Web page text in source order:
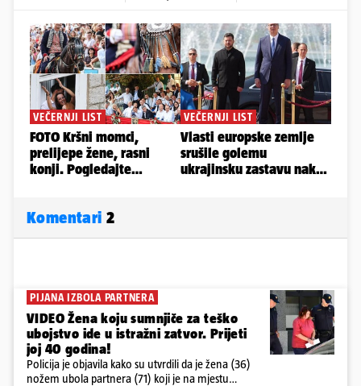
Komentari 2
PIJANA IZBOLA PARTNERA
VIDEO Žena koju sumnjiče za teško
ubojstvo ide u istražni zatvor. Prijeti
joj 40 godina!
Policija je objavila kako su utvrdili da je žena (36)
nožem ubola partnera (71) koji je na mjestu